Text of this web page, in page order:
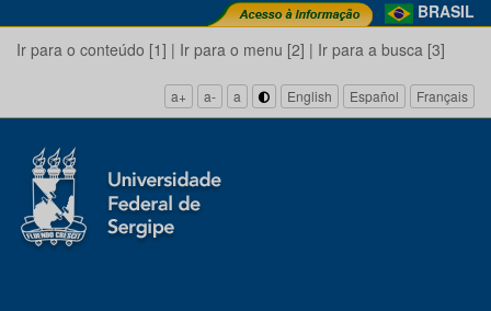
BRASIL
Ir para o conteúdo [1] | Ir para o menu [2] | Ir para a busca [3]
a+ a- a English Español Français